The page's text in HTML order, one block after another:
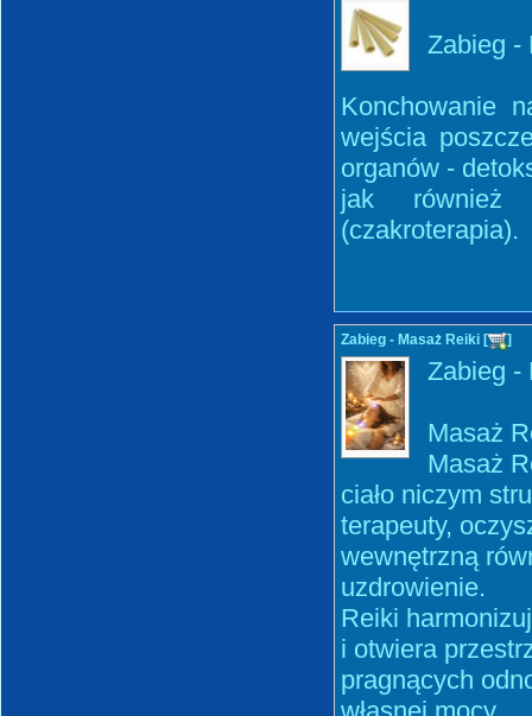
Zabieg -
Konchowanie
wejścia
organów -
jak również
(czakroterapia).
Zabieg - Masaż Reiki [ ]
Zabieg
Masaż
Masaż
ciało niczym
terapeuty,
wewnętrzną
uzdrowienie.
Reiki
i otwiera
pragnących